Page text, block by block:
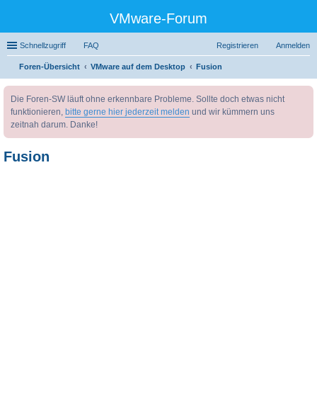
VMware-Forum
Schnellzugriff FAQ Anmelden
Registrieren
Foren-Übersicht VMware auf dem Desktop
Fusion
Die Foren-SW läuft ohne erkennbare Probleme. Sollte doch etwas nicht
funktionieren, bitte gerne hier jederzeit melden und wir kümmern uns
zeitnah darum. Danke!
Fusion